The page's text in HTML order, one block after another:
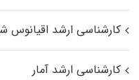
کارشناسی ارشد اقیانوس‌
کارشناسی ارشد آمار